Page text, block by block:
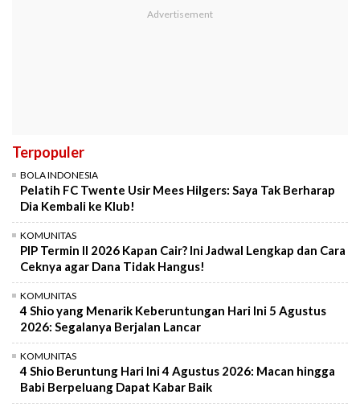
Terpopuler
BOLA INDONESIA
Pelatih FC Twente Usir Mees Hilgers: Saya Tak Berharap
Dia Kembali ke Klub!
KOMUNITAS
PIP Termin II 2026 Kapan Cair? Ini Jadwal Lengkap dan Cara
Ceknya agar Dana Tidak Hangus!
KOMUNITAS
4 Shio yang Menarik Keberuntungan Hari Ini 5 Agustus
2026: Segalanya Berjalan Lancar
KOMUNITAS
4 Shio Beruntung Hari Ini 4 Agustus 2026: Macan hingga
Babi Berpeluang Dapat Kabar Baik